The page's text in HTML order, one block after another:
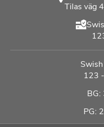
Tilas väg
123
PG: